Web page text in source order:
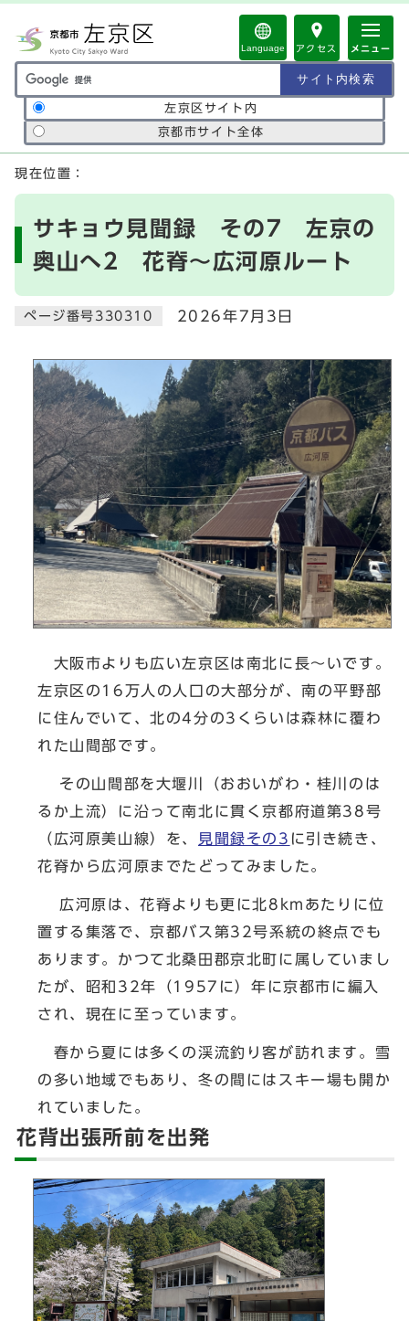
Language アクセス メニュー
サイト内検索の範囲
左京区サイト内
京都市サイト全体
ここから本文です
現在位置：
サキョウ見聞録 その7 左京の
奥山へ2 花脊～広河原ルート
ページ番号330310 2026年7月3日
大阪市よりも広い左京区は南北に長～いです。
左京区の16万人の人口の大部分が、南の平野部
に住んでいて、北の4分の3くらいは森林に覆わ
れた山間部です。
その山間部を大堰川（おおいがわ・桂川のは
るか上流）に沿って南北に貫く京都府道第38号
（広河原美山線）を、
見聞録その3 に引き続き、
花脊から広河原までたどってみました。
広河原は、花脊よりも更に北8kmあたりに位
置する集落で、京都バス第32号系統の終点でも
あります。かつて北桑田郡京北町に属していまし
たが、昭和32年（1957に）年に京都市に編入
され、現在に至っています。
春から夏には多くの渓流釣り客が訪れます。雪
の多い地域でもあり、冬の間にはスキー場も開か
れていました。
花背出張所前を出発